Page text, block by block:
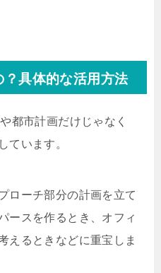
具体的な活用方法
都市計画だけじゃなく
ています。
ローチ部分の計画を立て
ースを作るとき、オフィ
えるときなどに重宝しま